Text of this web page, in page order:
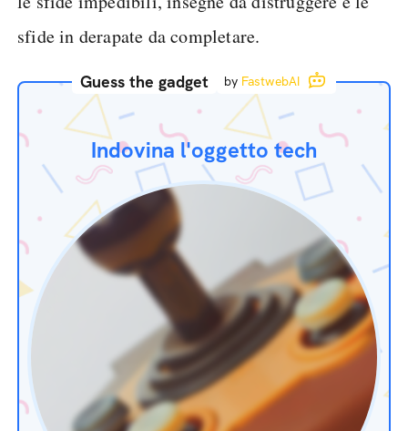
sfide in derapate da completare.
Guess the gadget by FastwebAI
Indovina l'oggetto tech